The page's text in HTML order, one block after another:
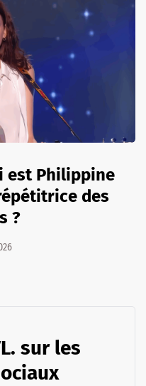
est Philippine
des
?
sur les